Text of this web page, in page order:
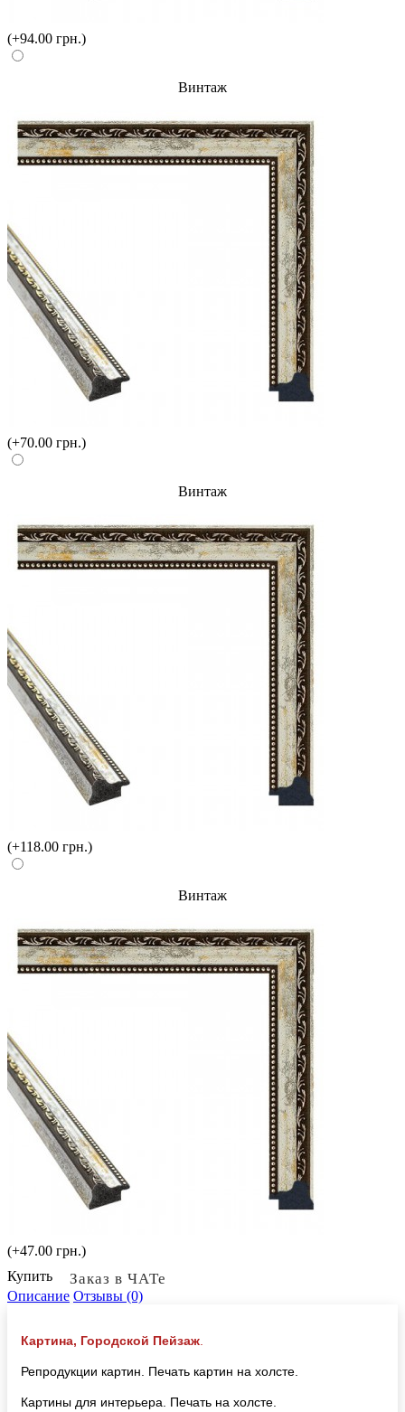
(+94.00 грн.)
Винтаж
(+70.00 грн.)
Винтаж
(+118.00 грн.)
Винтаж
(+47.00 грн.)
Купить
Заказ в ЧАТе
Описание Отзывы (0)
Картина, Городской Пейзаж
Репродукции картин. Печать картин на холсте.
Картины для интерьера. Печать на холсте.